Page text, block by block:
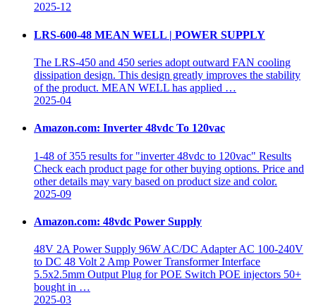
2025-12
LRS-600-48 MEAN WELL | POWER SUPPLY
The LRS-450 and 450 series adopt outward FAN cooling
dissipation design. This design greatly improves the stability
of the product. MEAN WELL has applied …
2025-04
Amazon.com: Inverter 48vdc To 120vac
1-48 of 355 results for "inverter 48vdc to 120vac" Results
Check each product page for other buying options. Price and
other details may vary based on product size and color.
2025-09
Amazon.com: 48vdc Power Supply
48V 2A Power Supply 96W AC/DC Adapter AC 100-240V
to DC 48 Volt 2 Amp Power Transformer Interface
5.5x2.5mm Output Plug for POE Switch POE injectors 50+
bought in …
2025-03